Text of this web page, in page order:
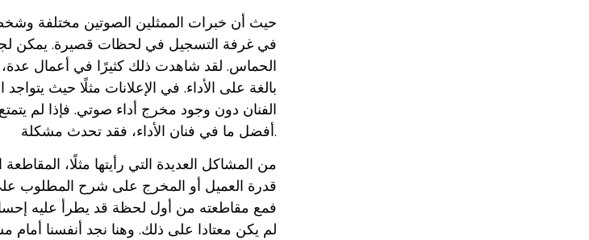
حيث أن خبرات الممثلين الصوتين مختلفة
في غرفة التسجيل في لحظات قصيرة. يمكن
الحماس. لقد شاهدت ذلك كثيرًا في أعمال عدة،
بالغة على الأداء. في الإعلانات مثلًا حيث
الفنان دون وجود مخرج أداء صوتي. فإذا لم يتمتع
أفضل ما في فنان الأداء، فقد تحدث مشكلة.
من المشاكل العديدة التي رأيتها مثلًا،
قدرة العميل أو المخرج على شرح المطلوب
فمع مقاطعته من أول لحظة قد يطرأ عليه
لم يكن معتادا على ذلك. وهنا نجد أنفسنا